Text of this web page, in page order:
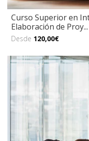
Curso Superior en
Elaboración de Proy...
Desde 120,00€